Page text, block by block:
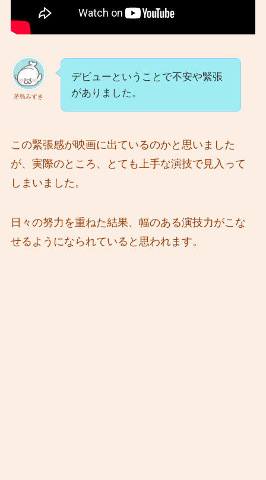
茅島みずき
デビューということで不安や緊張
がありました。
この緊張感が映画に出ているのかと思いました
が、実際のところ、とても上手な演技で見入って
しまいました。
日々の努力を重ねた結果、幅のある演技力がこな
せるようになられていると思われます。